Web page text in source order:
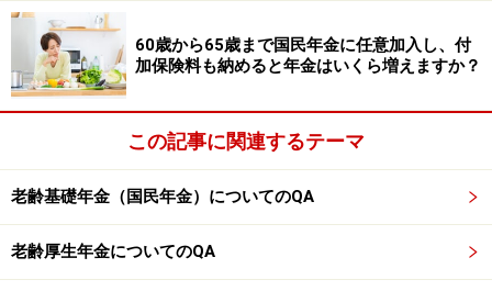
続きするようにしましょう。
年金には時効があります。受給権が発生してから5年を
相談者の場合は66歳になる前に請求するようくれぐれも
注意しましょう。
※年金プチ相談コーナーに取り上げてほしい質問がある
人はこちらから応募するか、コメント欄への書き込みを
60歳から65歳まで国民年金に任意加入し、付
加保険料も納めると年金はいくら増えますか？
この記事に関連するテーマ
老齢基礎年金（国民年金）についてのQA
老齢厚生年金についてのQA